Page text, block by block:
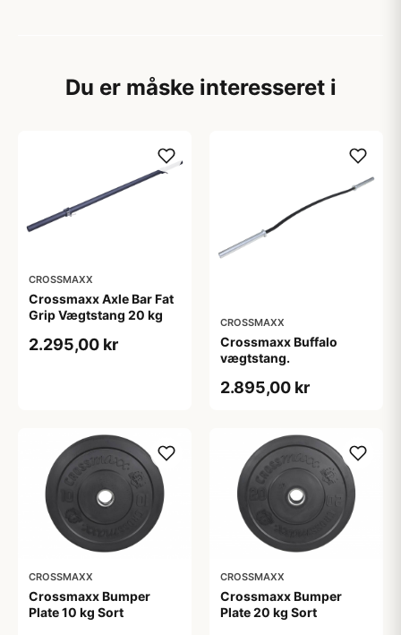
Du er måske interesseret i
CROSSMAXX
Crossmaxx Axle Bar Fat
Grip Vægtstang 20 kg
2.295,00 kr
CROSSMAXX
Crossmaxx Buffalo
vægtstang.
2.895,00 kr
CROSSMAXX
Crossmaxx Bumper
Plate 10 kg Sort
CROSSMAXX
Crossmaxx Bumper
Plate 20 kg Sort